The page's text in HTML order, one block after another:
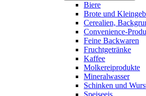
Biere
Brote und
Cerealien,
Convenience-
Feine Backwaren
Fruchtgetränke
Kaffee
Molkereiprodukte
Mineralwasser
Schinken und